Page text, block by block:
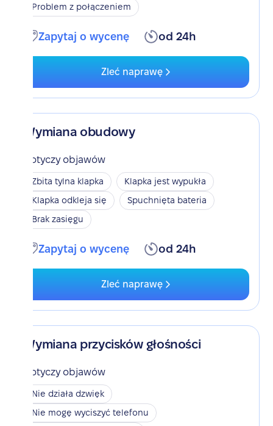
Problem z połączeniem
Zapytaj o wycenę od 24h
Zleć naprawę
Wymiana obudowy
Dotyczy objawów
Zbita tylna klapka
Klapka jest wypukła
Klapka odkleja się
Spuchnięta bateria
Brak zasięgu
Zapytaj o wycenę od 24h
Zleć naprawę
Wymiana przycisków głośności
Dotyczy objawów
Nie działa dzwięk
Nie mogę wyciszyć telefonu